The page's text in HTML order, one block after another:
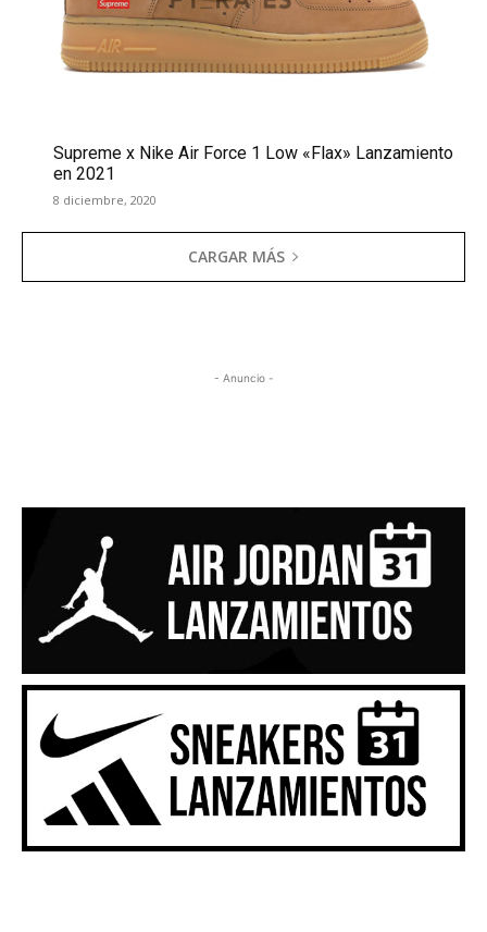
Supreme x Nike Air Force 1 Low «Flax» Lanzamiento
en 2021
8 diciembre, 2020
CARGAR MÁS
- Anuncio -